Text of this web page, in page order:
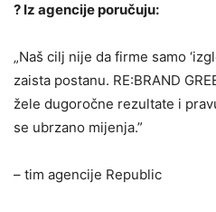
? Iz agencije poručuju:
„Naš cilj nije da firme samo
zaista postanu. RE:BRAND
žele dugoročne rezultate i
se ubrzano mijenja.”
– tim agencije Republic